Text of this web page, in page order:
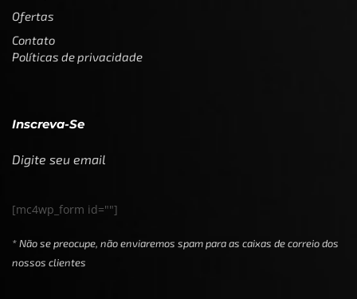
Ofertas
Contato
Políticas de privacidade
Inscreva-Se
Digite seu email
[mc4wp_form id=""]
* Não se preocupe, não enviaremos spam para as caixas de correio dos
nossos clientes